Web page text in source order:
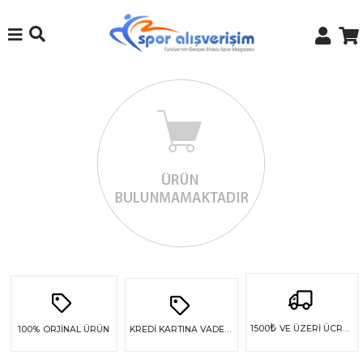
100% ORJİNAL ÜRÜN KREDİ KARTINA VADE FARKSIZ 4 TAKSİT 1500₺ VE ÜZERİ ÜCRETSİZ KARGO